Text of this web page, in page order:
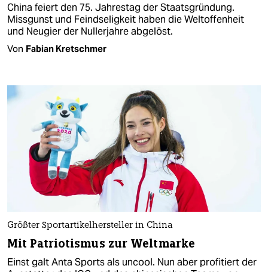
China feiert den 75. Jahrestag der Staatsgründung.
Missgunst und Feindseligkeit haben die Weltoffenheit
und Neugier der Nullerjahre abgelöst.
Von Fabian Kretschmer
Größter Sportartikelhersteller in China
Mit Patriotismus zur Weltmarke
Einst galt Anta Sports als uncool. Nun aber profitiert der